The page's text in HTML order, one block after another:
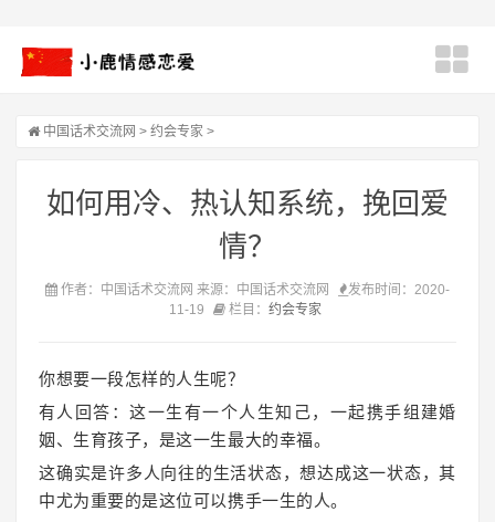
中国话术交流网 > 约会专家 >
如何用冷、热认知系统，挽回爱
情？
作者：中国话术交流网 来源：中国话术交流网
发布时间：2020-
11-19
栏目： 约会专家
你想要一段怎样的人生呢？
有人回答：这一生有一个人生知己，一起携手组建婚
姻、生育孩子，是这一生最大的幸福。
这确实是许多人向往的生活状态，想达成这一状态，其
中尤为重要的是这位可以携手一生的人。